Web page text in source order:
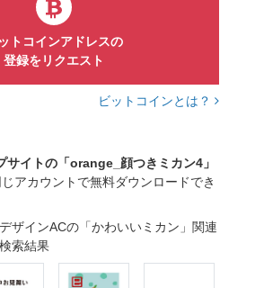
トコインアドレスの
登録をリクエスト
ビットコインとは？
サイトの「orange_顔つきミカン4」
じアカウントで無料ダウンロードでき
デザインACの「かわいいミカン」関連
検索結果